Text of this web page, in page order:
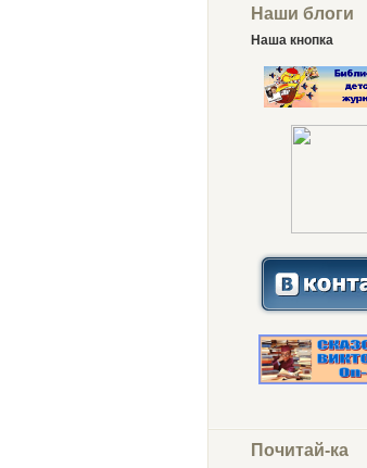
Наши блоги
Наша кнопка
Почитай-ка